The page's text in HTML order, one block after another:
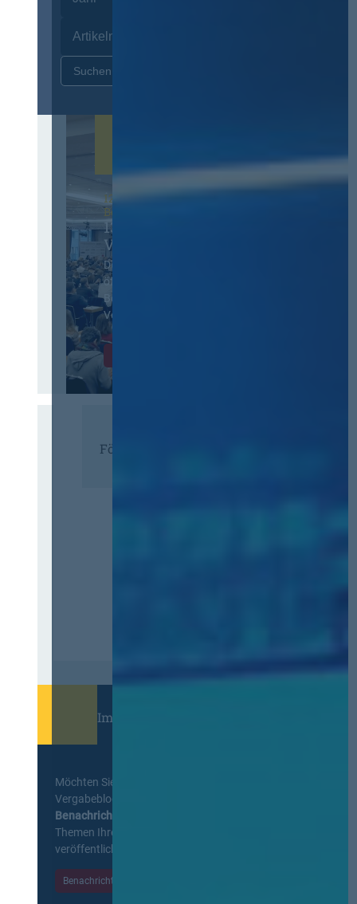
12. & 13. November 2026 in
Berlin
13. Deutscher
Vergabetag
Der Jahreskongress für
öffentliches
Beschaffungswesen und
Vergaberecht
Förderer
Immer informiert bleiben!
Möchten Sie keine Neuigkeiten aus dem
Vergabeblog verpassen? Per
Benachrichtigung
Themen Ihrer Wahl, sobald neue Beiträge
veröffentlicht werden.
Benachrichtigungen aktivieren